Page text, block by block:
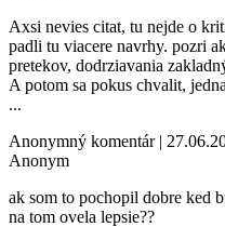
Axsi nevies citat, tu nejde o
padli tu viacere navrhy. pozri
pretekov, dodrziavania
A potom sa pokus chvalit,
...
Anonymný komentár |
Anonym
ak som to pochopil dobre ked
na tom ovela lepsie??